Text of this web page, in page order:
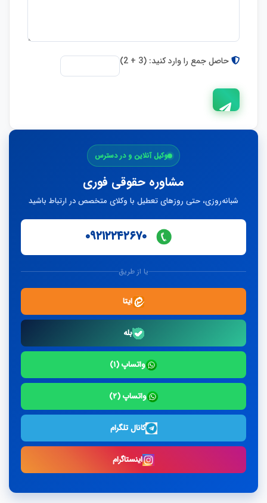
حاصل جمع را وارد کنید: (3 + 2)
وکیل آنلاین و در دسترس
مشاوره حقوقی فوری
شبانه‌روزی، حتی روزهای تعطیل با وکلای متخصص در ارتباط باشید
۰۹۲۱۲۲۴۲۶۷۰
یا از طریق
ایتا
بله
واتساپ (۱)
واتساپ (۲)
کانال تلگرام
اینستاگرام